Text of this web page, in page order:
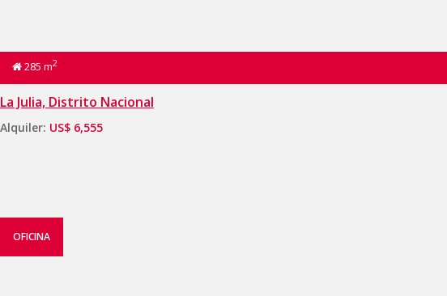
285 m2
La Julia, Distrito Nacional
Alquiler: US$ 6,555
OFICINA